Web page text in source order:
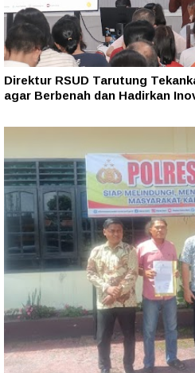
Direktur RSUD Tarutung
agar Berbenah dan Hadirkan